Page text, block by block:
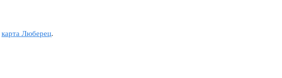
карта Люберец.